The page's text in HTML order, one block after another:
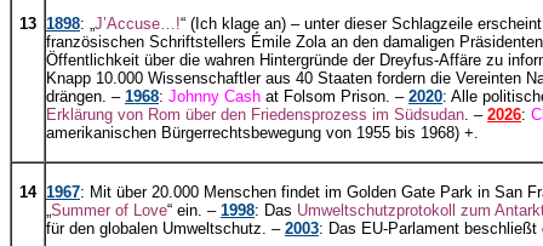
13 1898: „ J’Accuse…!“ (Ich klage an) – unter dieser Schlagzeile
französischen Schriftstellers Émile Zola an den damaligen
Öffentlichkeit über die wahren Hintergründe der Dreyfus-Affäre zu
Knapp 10.000 Wissenschaftler aus 40 Staaten fordern die Vereinten
drängen. – 1968: Johnny Cash at Folsom Prison. – 2020: Alle
Erklärung von Rom über den Friedensprozess im Südsudan . – 2026:
amerikanischen Bürgerrechtsbewegung von 1955 bis 1968) +.
14 1967: Mit über 20.000 Menschen findet im Golden Gate Park in San
Summer of Love“ ein. – 1998: Das Umweltschutzprotokoll zum
für den globalen Umweltschutz. – 2003: Das EU-Parlament